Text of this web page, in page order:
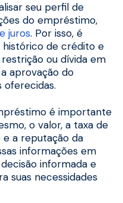
seu perfil de
do empréstimo,
juros. Por isso, é
de crédito e
ou dívida em
aprovação do
oferecidas.
é importante
o valor, a taxa de
a reputação da
informações em
informada e
suas necessidades